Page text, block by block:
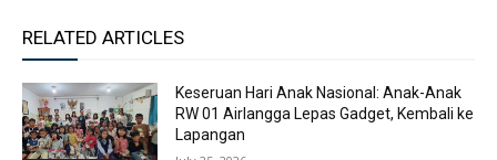
RELATED ARTICLES
Keseruan Hari Anak Nasional: Anak-Anak
RW 01 Airlangga Lepas Gadget, Kembali ke
Lapangan